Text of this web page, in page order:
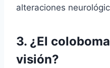
alteraciones
3. ¿El
visión?